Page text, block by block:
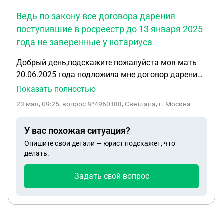
Ведь по закону все договора дарения
поступившие в росреестр до 13 января 2025
года не заверенные у нотариуса
Добрый день,подскажите пожалуйста моя мать
20.06.2025 года подложила мне договор дарения
и я его подписал якобы он заключен 23.12.2024
разбираться) далее она подала в мфц 20.06.2025
дарения и мой дом переоформили на нее,после
этого она меня выгнала с семьей на улицу. мы
подали в суд по месту проживания,и нам
договор дарения недействительным и
дальше?ведь по закону все договора дарения
Показать полностью
23 мая, 09:25, вопрос №4960888, Светлана, г. Москва
У вас похожая ситуация?
Опишите свои детали — юрист подскажет, что
делать.
Задать свой вопрос